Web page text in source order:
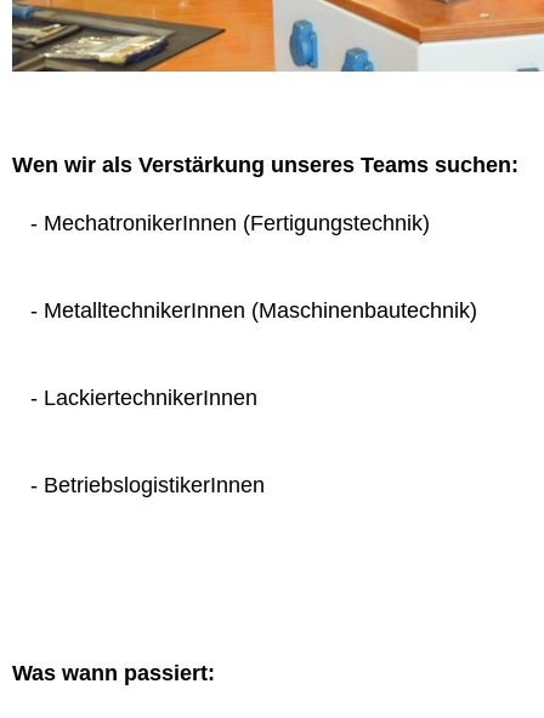
Wen wir als Verstärkung unseres Teams suchen:
- MechatronikerInnen (Fertigungstechnik)
- MetalltechnikerInnen (Maschinenbautechnik)
- LackiertechnikerInnen
- BetriebslogistikerInnen
Was wann passiert: